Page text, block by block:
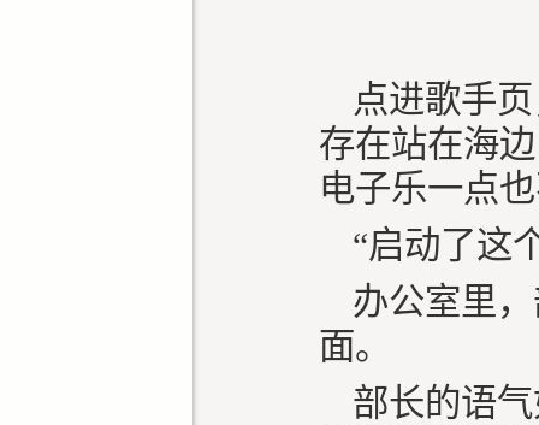
点进歌手
存在站在海
电子乐一点
“启动了这
办公室里
面。
部长的语